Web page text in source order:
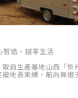
造，越享生活
自生產基地山西「忻
地表束縛、航向無垠
蓋四大系列、二十多